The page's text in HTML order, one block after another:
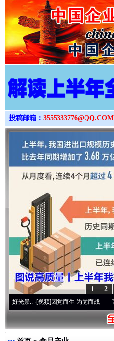
投稿邮箱： 3555333776@QQ.COM
2
1
·[视频]因党而生 为党而战——百年“纪”事